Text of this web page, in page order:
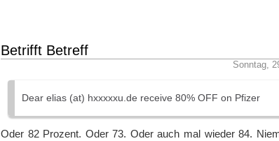
Betrifft Betreff
Sonntag,
Dear elias (at) hxxxxxu.de receive 80% OFF on Pfizer
Oder 82 Prozent. Oder 73. Oder auch mal wieder 84.